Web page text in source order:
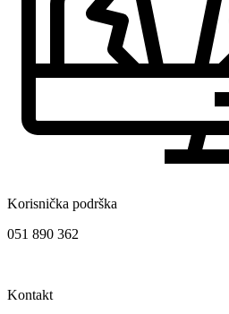
Korisnička podrška
051 890 362
Kontakt